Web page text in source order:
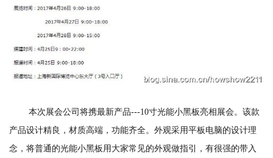
本次展会公司将携最新产品---10寸光能小黑板亮相展会。该款
产品设计精良，材质高端，功能齐全。外观采用平板电脑的设计理
念，将普通的光能小黑板用大家常见的外观做指引，有很强的带入